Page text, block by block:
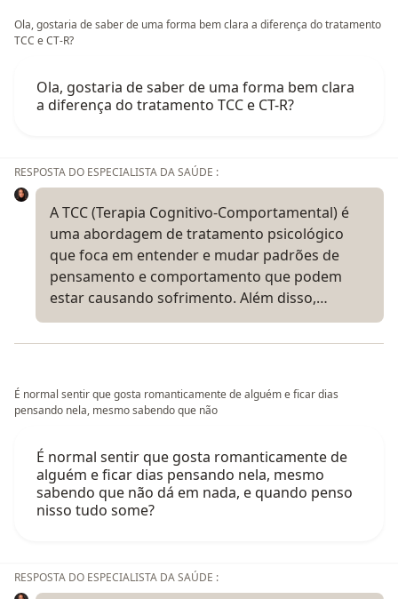
Ola, gostaria de saber de uma forma bem clara a diferença do tratamento
TCC e CT-R?
Ola, gostaria de saber de uma forma bem clara
a diferença do tratamento TCC e CT-R?
RESPOSTA DO ESPECIALISTA DA SAÚDE :
A TCC (Terapia Cognitivo-Comportamental) é
uma abordagem de tratamento psicológico
que foca em entender e mudar padrões de
pensamento e comportamento que podem
estar causando sofrimento. Além disso,…
É normal sentir que gosta romanticamente de alguém e ficar dias
pensando nela, mesmo sabendo que não
É normal sentir que gosta romanticamente de
alguém e ficar dias pensando nela, mesmo
sabendo que não dá em nada, e quando penso
nisso tudo some?
RESPOSTA DO ESPECIALISTA DA SAÚDE :